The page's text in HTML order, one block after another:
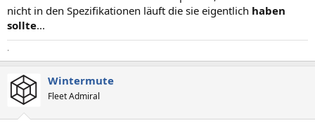
nicht in den Spezifikationen läuft die sie eigentlich haben
sollte...
.
Wintermute
Fleet Admiral